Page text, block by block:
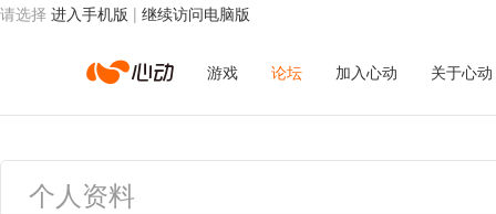
请选择 进入手机版 | 继续访问电脑版
心
动
游戏 论坛 加入心动 关于心动
个人资料